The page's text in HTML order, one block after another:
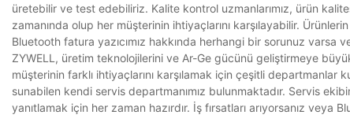
üretebilir ve test edebiliriz. Kalite kontrol uzmanlarımız, ürün
zamanında olup her müşterinin ihtiyaçlarını karşılayabilir.
Bluetooth fatura yazıcımız hakkında herhangi bir sorunuz
ZYWELL, üretim teknolojilerini ve Ar-Ge gücünü geliştirmeye
müşterinin farklı ihtiyaçlarını karşılamak için çeşitli
sunabilen kendi servis departmanımız bulunmaktadır. Servis
yanıtlamak için her zaman hazırdır. İş fırsatları arıyorsanız veya